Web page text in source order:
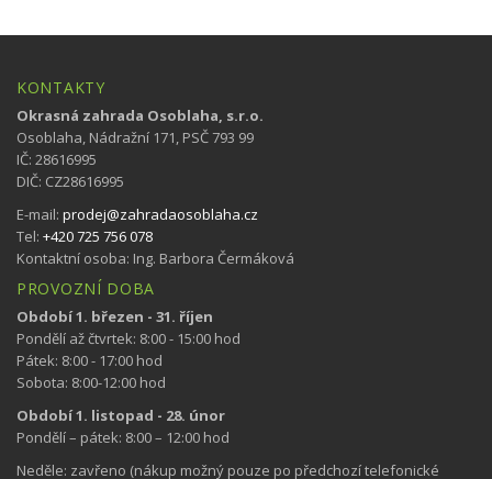
KONTAKTY
Okrasná zahrada Osoblaha, s.r.o.
Osoblaha, Nádražní 171, PSČ 793 99
IČ: 28616995
DIČ: CZ28616995
E-mail: prodej@zahradaosoblaha.cz
Tel: +420 725 756 078
Kontaktní osoba: Ing. Barbora Čermáková
PROVOZNÍ DOBA
Období 1. březen - 31. říjen
Pondělí až čtvrtek: 8:00 - 15:00 hod
Pátek: 8:00 - 17:00 hod
Sobota: 8:00-12:00 hod
Období 1. listopad - 28. únor
Pondělí – pátek: 8:00 – 12:00 hod
Neděle: zavřeno (nákup možný pouze po předchozí telefonické